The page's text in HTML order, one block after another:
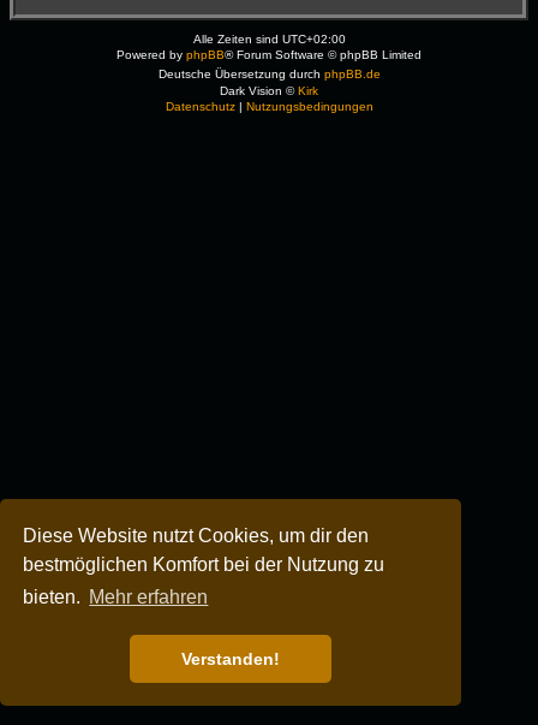
Diese Website nutzt Cookies, um dir den
bestmöglichen Komfort bei der Nutzung zu
bieten. Mehr erfahren
Verstanden!
Alle Zeiten sind UTC+02:00
Powered by phpBB® Forum Software © phpBB Limited
Deutsche Übersetzung durch phpBB.de
Dark Vision ©Kirk
Datenschutz| Nutzungsbedingungen